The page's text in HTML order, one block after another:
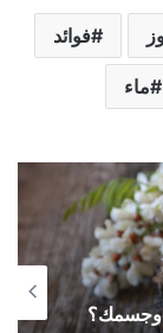
فوائد
ماء
وجسمك؟